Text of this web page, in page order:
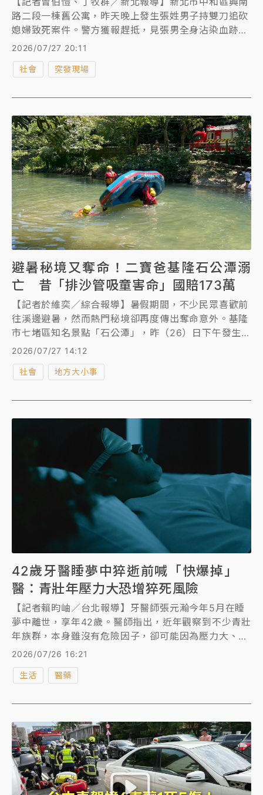
路二段一棟舊公寓，昨天晚上發生張姓男子持雙刀追砍
媳婦致死案件。警方獲報趕抵，見張男全身沾染血跡，
情緒激動喊著「人不是我殺的」，警方在他包內搜獲雙
《刑法》殺人罪嫌送辦。新北地檢署複訊後，認為張男
有逃亡、湮滅證據之虞，今晚7時許向法院聲請羈押禁
見。
2026/07/27 20:11
社會 突發現場
避暑秘境又奪命！二寶爸基隆石公潭溺
亡 昔「排沙管吸童害命」國賠173萬
【記者於維奕／綜合報導】暑假期間，不少民眾喜歡前
往溪邊避暑，然而熱門秘境卻再度傳出奪命意外。基隆
市七堵區知名景點「石公潭」，昨（26）日下午發生一
起嚴重溺水事件。一名53歲朱姓男子帶著妻子與兩名幼
童前往戲水，朱男跳入水中後便未再浮起，經熱心民眾
拉上岸並由警消送醫搶救，仍於今（27）日凌晨宣告不
2026/07/27 14:12
社會 地方大小事
42歲牙醫睡夢中猝逝前喊「快爆掉」
醫：青壯年壓力大恐增猝死風險
【記者賴昀岫／台北報導】牙醫師張元瀚今年5月在睡
夢中離世，享年42歲。醫師指出，近年觀察到不少青壯
年族群，本身雖沒有危險因子，卻可能因為壓力大、睡
眠不足等原因引發心肌梗塞，建議除定期健檢審視心血
早找出潛在風險。
2026/07/26 16:21
生活 醫藥